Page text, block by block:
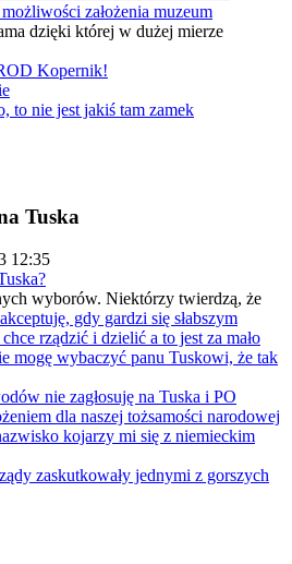
założenia muzeum
dzięki której w dużej mierze
Kopernik!
to nie jest jakiś tam zamek
Tuska
12:35
wyborów. Niektórzy twierdzą, że
gdy gardzi się słabszym
rządzić i dzielić a to jest za mało
mogę wybaczyć panu Tuskowi, że tak
nie zagłosuję na Tuska i PO
dla naszej tożsamości narodowej
kojarzy mi się z niemieckim
zaskutkowały jednymi z gorszych